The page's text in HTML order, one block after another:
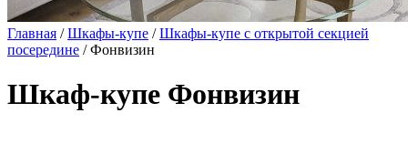
Главная /Шкафы-купе /Шкафы-купе с открытой секцией
посередине / Фонвизин
Шкаф-купе Фонвизин